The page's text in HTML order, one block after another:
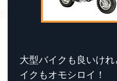
大型バイクも良いけ
イクもオモシロイ！